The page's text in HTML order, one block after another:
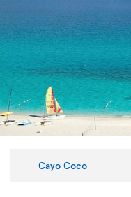
Cayo Coco